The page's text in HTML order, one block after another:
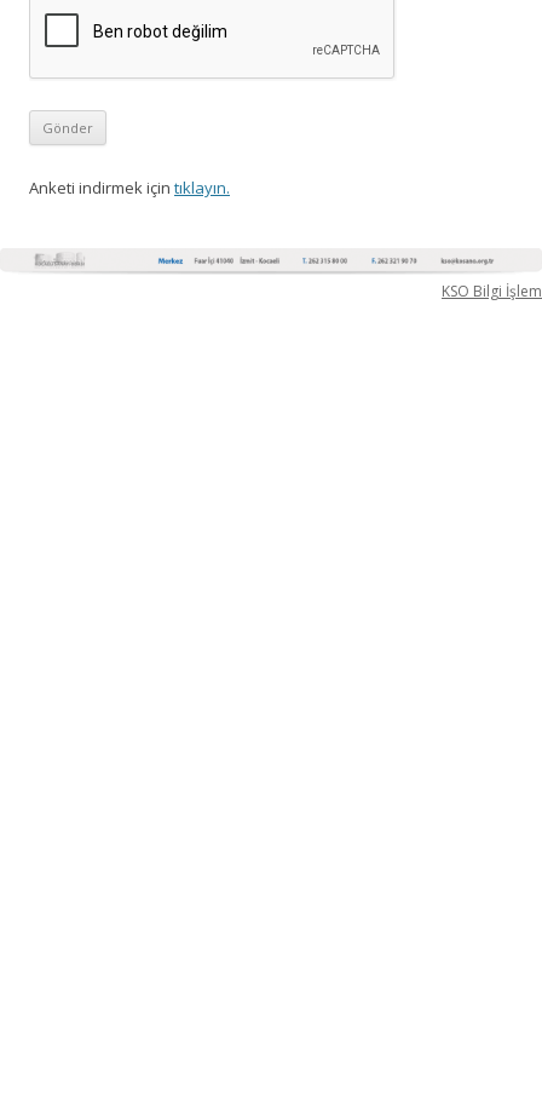
Anketi indirmek için tıklayın.
KSO Bilgi İşlem